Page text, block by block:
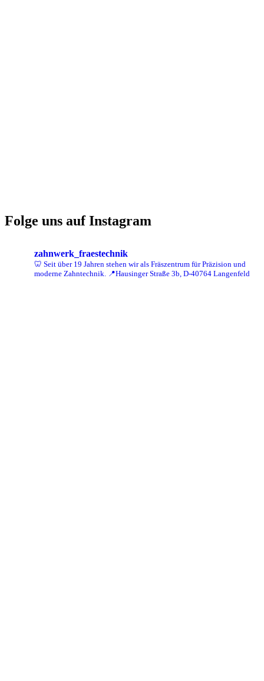
Folge uns auf Instagram
zahnwerk_fraestechnik
🦷 Seit über 19 Jahren stehen wir als Fräszentrum für Präzision und
moderne Zahntechnik.
📍Hausinger Straße 3b, D-40764 Langenfeld